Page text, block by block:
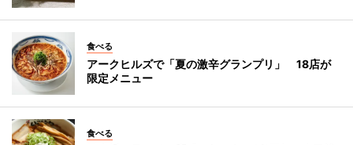
食べる
アークヒルズで「夏の激辛グランプリ」 18店が
限定メニュー
食べる